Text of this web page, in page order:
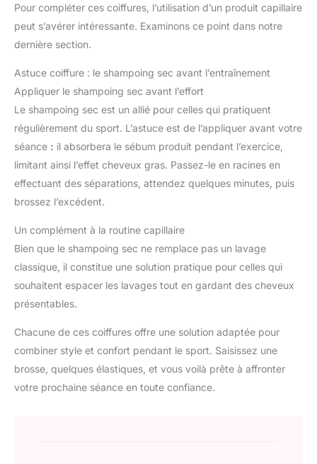
Pour compléter ces coiffures, l’utilisation d’un produit capillaire
peut s’avérer intéressante. Examinons ce point dans notre
dernière section.
Astuce coiffure : le shampoing sec avant l’entraînement
Appliquer le shampoing sec avant l’effort
Le shampoing sec est un allié pour celles qui pratiquent
régulièrement du sport. L’astuce est de l’appliquer avant votre
séance : il absorbera le sébum produit pendant l’exercice,
limitant ainsi l’effet cheveux gras. Passez-le en racines en
effectuant des séparations, attendez quelques minutes, puis
brossez l’excédent.
Un complément à la routine capillaire
Bien que le shampoing sec ne remplace pas un lavage
classique, il constitue une solution pratique pour celles qui
souhaitent espacer les lavages tout en gardant des cheveux
présentables.
Chacune de ces coiffures offre une solution adaptée pour
combiner style et confort pendant le sport. Saisissez une
brosse, quelques élastiques, et vous voilà prête à affronter
votre prochaine séance en toute confiance.